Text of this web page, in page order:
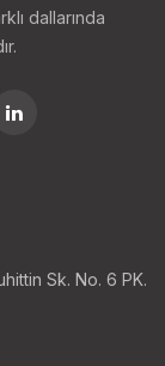
dallarında
Sk. No. 6 PK.